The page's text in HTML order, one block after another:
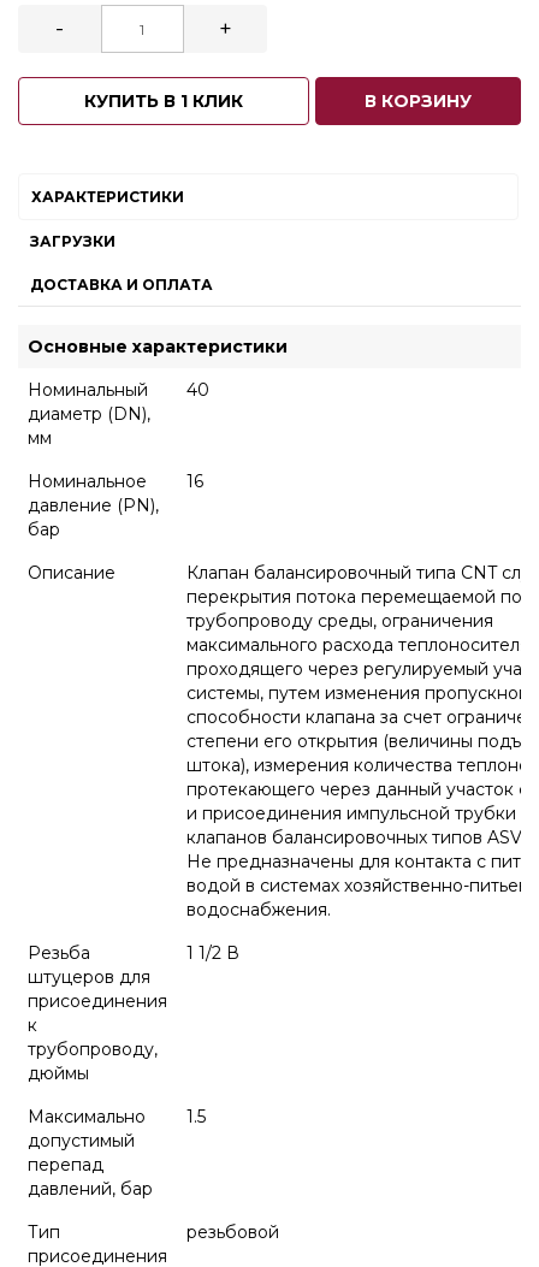
- +
КУПИТЬ В 1 КЛИК В КОРЗИНУ
ХАРАКТЕРИСТИКИ
ЗАГРУЗКИ
ДОСТАВКА И ОПЛАТА
Основные характеристики
Номинальный
диаметр (DN),
мм
40
Номинальное
давление (PN),
бар
16
Описание
Клапан балансировочный типа CNT
перекрытия потока перемещаемой по
трубопроводу среды, ограничения
максимального расхода теплоносителя,
проходящего через регулируемый
системы, путем изменения пропускной
способности клапана за счет
степени его открытия (величины
штока), измерения количества
протекающего через данный участок
и присоединения импульсной трубки от
клапанов балансировочных типов ASV-
Не предназначены для контакта с
водой в системах хозяйственно-
водоснабжения.
Резьба
штуцеров для
присоединения
к
трубопроводу,
дюймы
1 1/2 В
Максимально
допустимый
перепад
давлений, бар
1.5
Тип
присоединения
резьбовой